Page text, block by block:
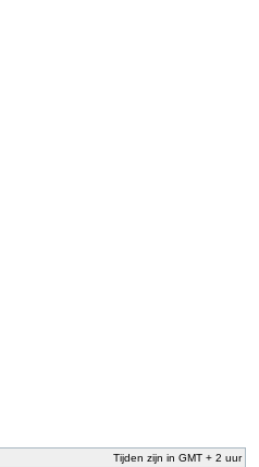
Tijden zijn in GMT + 2 uur